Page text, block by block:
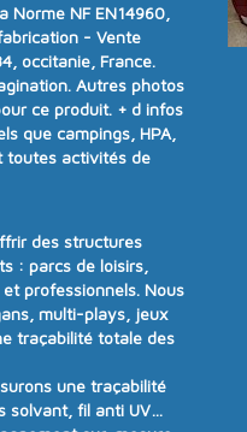
Norme NF EN14960
- Vente
occitanie, France.
Autres photos
ce produit. + d infos
que campings, HPA,
toutes activités de
des structures
: parcs de loisirs,
professionnels. Nous
multi-plays, jeux
traçabilité totale des
une traçabilité
solvant, fil anti UV…